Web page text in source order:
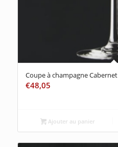
Coupe à champagne Cabernet
€48,05
Ajouter au panier